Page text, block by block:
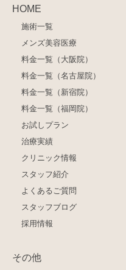
HOME
施術一覧
メンズ美容医療
料金一覧（大阪院）
料金一覧（名古屋院）
料金一覧（新宿院）
料金一覧（福岡院）
お試しプラン
治療実績
クリニック情報
スタッフ紹介
よくあるご質問
スタッフブログ
採用情報
その他